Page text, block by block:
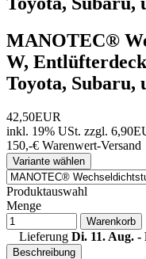
MANOTEC®
W,
Toyota, Subaru,
42,50EUR
inkl. 19% USt. zzgl.
150,-€ Warenwert-Versand
Variante wählen
Produktauswahl
Menge
Warenkorb
Lieferung Di. 11. Aug. -
Beschreibung